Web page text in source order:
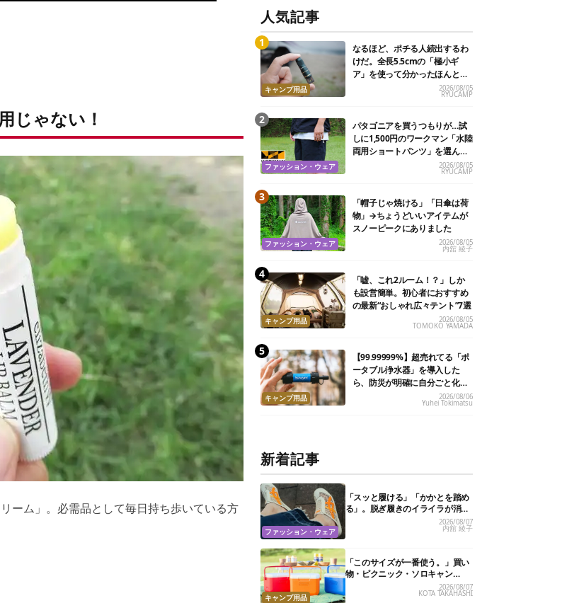
じゃない！
ーム」。必需品として毎日持ち歩いている方
人気記事
キャンプ用品
なるほど、ポチる人続出するわ
けだ。全長5.5cmの「極小ギ
ア」を使って分かったほんとの
2026/08/05
RYUCAMP
ファッション・ウェア
パタゴニアを買うつもりが…試
しに1,500円のワークマン「水陸
両用ショートパンツ」を選んだ
2026/08/05
RYUCAMP
ファッション・ウェア
「帽子じゃ焼ける」「日傘は荷
物」→ちょうどいいアイテムが
スノーピークにありました
2026/08/05
内舘 綾子
キャンプ用品
「嘘、これ2ルーム！？」しか
も設営簡単。初心者におすすめ
の最新“おしゃれ広々テント”7選
2026/08/05
TOMOKO YAMADA
キャンプ用品
【99.99999%】超売れてる「ポ
ータブル浄水器」を導入した
ら、防災が明確に自分ごと化し
2026/08/06
Yuhei Tokimatsu
新着記事
ファッション・ウェア
「スッと履ける」「かかとを踏め
る」。脱ぎ履きのイライラが消え
る快適“スニーカーサンダル”6選
2026/08/07
内舘 綾子
キャンプ用品
「このサイズが一番使う。」買い
物・ピクニック・ソロキャン
に“ちょうどいい”小型クーラーボ
ックス13選
2026/08/07
KOTA TAKAHASHI